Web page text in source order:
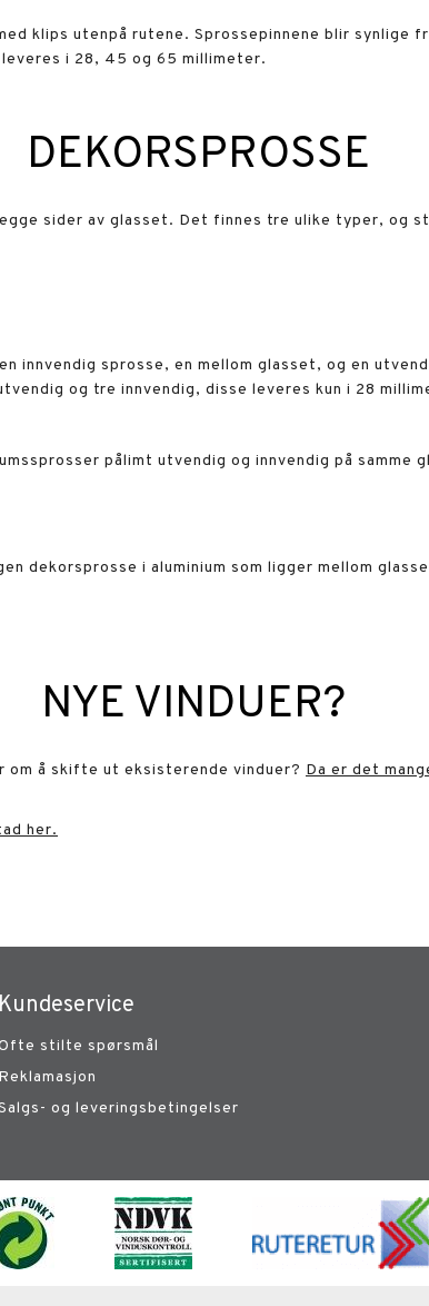
klips utenpå rutene. Sprossepinnene blir synlige
i 28, 45 og 65 millimeter.
DEKORSPROSSE
sider av glasset. Det finnes tre ulike typer, og
innvendig sprosse, en mellom glasset, og en
og tre innvendig, disse leveres kun i 28
pålimt utvendig og innvendig på samme
dekorsprosse i aluminium som ligger mellom
NYE VINDUER?
om å skifte ut eksisterende vinduer? Da er det
her.
Kundeservice
stilte spørsmål
Reklamasjon
og leveringsbetingelser